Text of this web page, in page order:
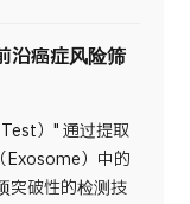
沿癌症风险筛
）" 通过提取
Exosome）中的
突破性的检测技